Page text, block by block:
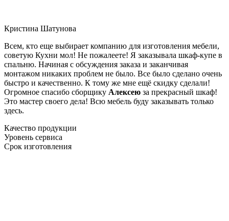
Кристина Шатунова
Всем, кто еще выбирает компанию для изготовления мебели,
советую Кухни мол! Не пожалеете! Я заказывала шкаф-купе в
спальню. Начиная с обсуждения заказа и заканчивая
монтажом никаких проблем не было. Все было сделано очень
быстро и качественно. К тому же мне ещё скидку сделали!
Огромное спасибо сборщику Алексею за прекрасный шкаф!
Это мастер своего дела! Всю мебель буду заказывать только
здесь.
Качество продукции
Уровень сервиса
Срок изготовления